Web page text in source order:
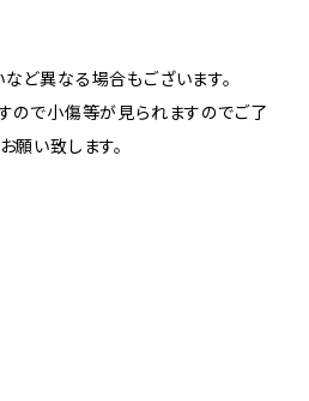
ど異なる場合もございます。
ので小傷等が見られますのでご了
願い致します。